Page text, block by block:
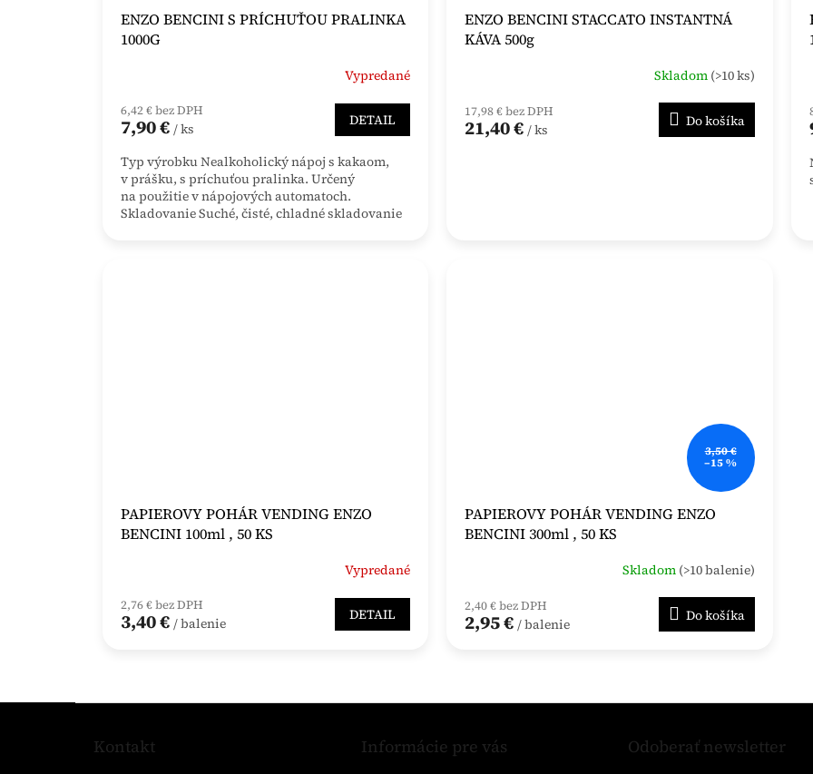
ENZO BENCINI S PRÍCHUŤOU PRALINKA
1000G
Vypredané
6,42 € bez DPH
7,90 € / ks DETAIL
Typ výrobku Nealkoholický nápoj s kakaom,
v prášku, s príchuťou pralinka. Určený
na použitie v nápojových automatoch.
Skladovanie Suché, čisté, chladné skladovanie
ENZO BENCINI STACCATO INSTANTNÁ
KÁVA 500g
Skladom (>10 ks)
17,98 € bez DPH
21,40 €/ ks Do košíka
PAPIEROVY POHÁR VENDING ENZO
BENCINI 100ml , 50 KS
Vypredané
2,76 € bez DPH
3,40 € / balenie DETAIL
3,50 €
–15 %
PAPIEROVY POHÁR VENDING ENZO
BENCINI 300ml , 50 KS
Skladom (>10 balenie)
2,40 € bez DPH
2,95 €/ balenie Do košíka
v
Z
Kontakt Informácie pre vás Odoberať newsletter